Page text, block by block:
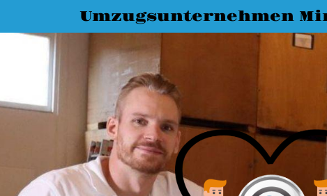
Umzugsunternehmen